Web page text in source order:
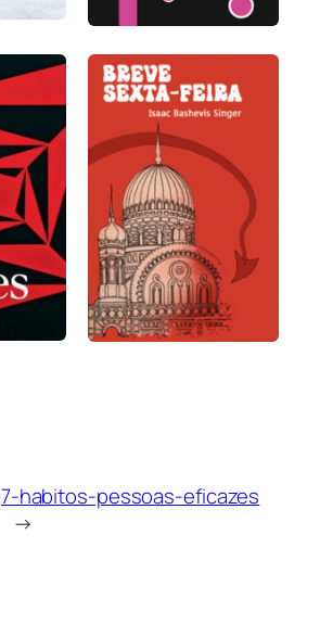
7-habitos-pessoas-eficazes
→